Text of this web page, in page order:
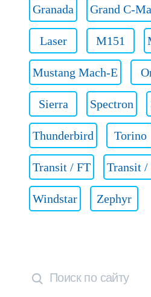
Granada Grand C-
Laser M151
Mustang Mach-E
Sierra Spectron
Thunderbird Torino
Transit / FT Transit /
Windstar Zephyr